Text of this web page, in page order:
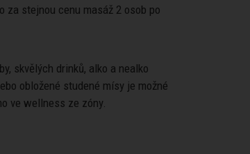
za stejnou cenu masáž 2 osob po
skvělých drinků, alko a nealko
obložené studené mísy je možné
ve wellness ze zóny.